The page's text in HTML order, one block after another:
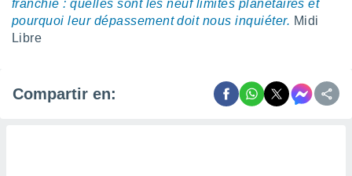
franchie : quelles sont les neuf limites planétaires et
pourquoi leur dépassement doit nous inquiéter. Midi
Libre
Compartir en: